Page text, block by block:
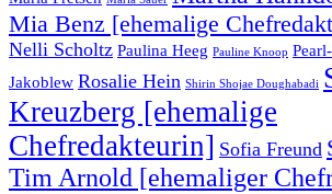
Mia Benz [ehemalige
Nelli Scholtz Paulina Heeg Pauline Knoop
Jakoblew Rosalie Hein Shirin Shojae Doughabadi
Kreuzberg [ehemalige
Chefredakteurin] Sofia Freund
Tim Arnold [ehemaliger